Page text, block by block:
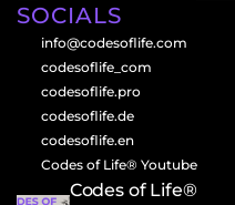
SOCIALS
info@codesoflife.com
codesoflife_com
codesoflife.pro
codesoflife.de
codesoflife.en
Codes of Life® Youtube
Codes of Life®